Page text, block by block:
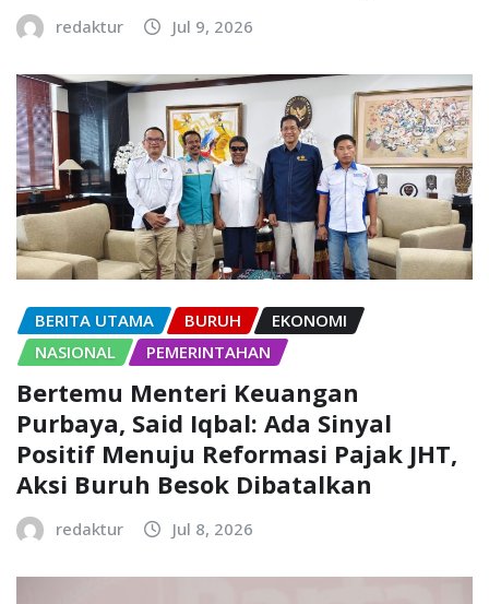
redaktur Jul 9, 2026
BERITA UTAMA BURUH
EKONOMI
NASIONAL
PEMERINTAHAN
Bertemu Menteri Keuangan
Purbaya, Said Iqbal: Ada Sinyal
Positif Menuju Reformasi Pajak JHT,
Aksi Buruh Besok Dibatalkan
redaktur Jul 8, 2026